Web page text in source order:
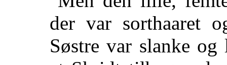
der var sorthaaret
Søstre var slanke